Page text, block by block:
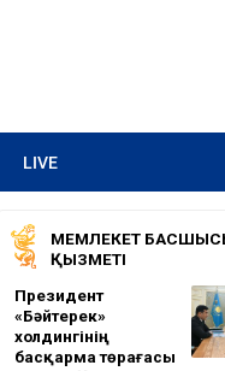
LIVE
МЕМЛЕКЕТ
ҚЫЗМЕТІ
Президент
«Бәйтерек»
холдингінің
басқарма төрағасы